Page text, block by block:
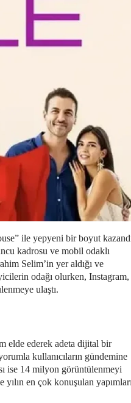
ile yepyeni bir boyut
kadrosu ve mobil odaklı
Selim’in yer aldığı ve
odağı olurken, Instagram,
ulaştı.
elde ederek adeta dijital bir
kullanıcıların gündemine
ise 14 milyon görüntülenmeyi
en çok konuşulan